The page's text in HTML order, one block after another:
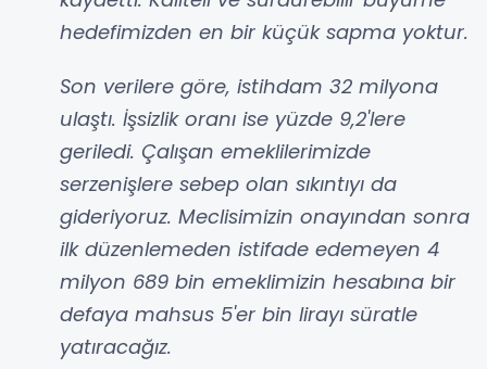
hedefimizden en bir küçük sapma yoktur.
Son verilere göre, istihdam 32 milyona
ulaştı. İşsizlik oranı ise yüzde 9,2'lere
geriledi. Çalışan emeklilerimizde
serzenişlere sebep olan sıkıntıyı da
gideriyoruz. Meclisimizin onayından sonra
ilk düzenlemeden istifade edemeyen 4
milyon 689 bin emeklimizin hesabına bir
defaya mahsus 5'er bin lirayı süratle
yatıracağız.